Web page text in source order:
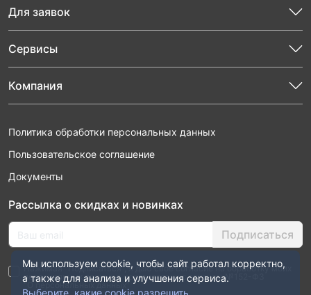
Для заявок
Сервисы
Компания
Политика обработки персональных данных
Пользовательское соглашение
Документы
Рассылка о скидках и новинках
Подписаться
Нажимая “Подписаться”, я даю свое согласие на обработку моих
персональных данных в соответствии с законом №152-ФЗ
“О персональных данных”
Мы используем cookie, чтобы сайт работал корректно,
а также для анализа и улучшения сервиса.
Выберите, какие cookie разрешить